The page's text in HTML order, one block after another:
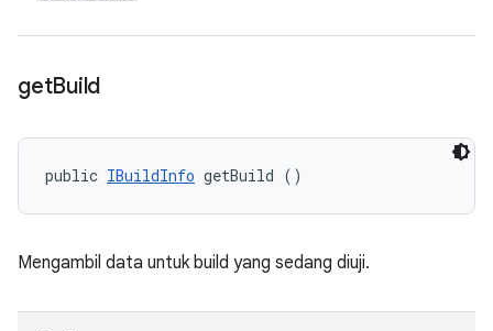
getBuild
public IBuildInfo getBuild ()
Mengambil data untuk build yang sedang diuji.